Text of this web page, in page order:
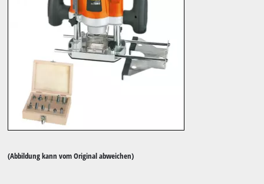
(Abbildung kann vom Original abweichen)